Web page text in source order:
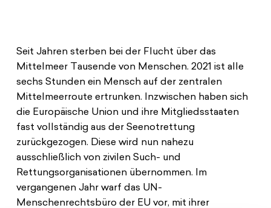
Seit Jahren sterben bei der Flucht über das
Mittelmeer Tausende von Menschen. 2021 ist alle
sechs Stunden ein Mensch auf der zentralen
Mittelmeerroute ertrunken. Inzwischen haben sich
die Europäische Union und ihre Mitgliedsstaaten
fast vollständig aus der Seenotrettung
zurückgezogen. Diese wird nun nahezu
ausschließlich von zivilen Such- und
Rettungsorganisationen übernommen. Im
vergangenen Jahr warf das UN-
Menschenrechtsbüro der EU vor, mit ihrer